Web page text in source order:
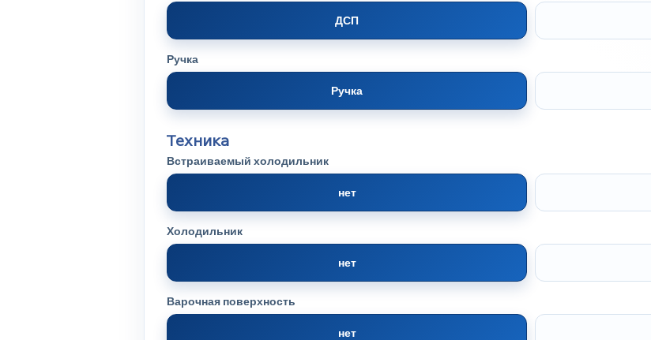
ДСП
Ручка
Ручка
Техника
Встраиваемый холодильник
нет
Холодильник
нет
Варочная поверхность
нет